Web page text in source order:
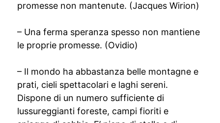
promesse non mantenute. (Jacques Wirion)
– Una ferma speranza spesso non mantiene
le proprie promesse. (Ovidio)
– Il mondo ha abbastanza belle montagne e
prati, cieli spettacolari e laghi sereni.
Dispone di un numero sufficiente di
lussureggianti foreste, campi fioriti e